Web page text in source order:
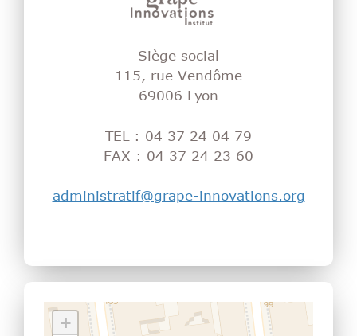
Siège social
115, rue Vendôme
69006 Lyon
TEL : 04 37 24 04 79
FAX : 04 37 24 23 60
administratif@grape-innovations.org
+